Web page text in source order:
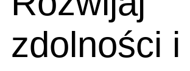
zdolności i